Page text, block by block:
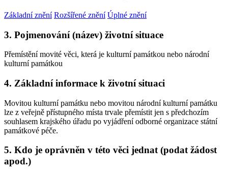
Základní znění Rozšířené znění Úplné znění
3. Pojmenování (název) životní situace
Přemístění movité věci, která je kulturní památkou nebo národní
kulturní památkou
4. Základní informace k životní situaci
Movitou kulturní památku nebo movitou národní kulturní památku
lze z veřejně přístupného místa trvale přemístit jen s předchozím
souhlasem krajského úřadu po vyjádření odborné organizace státní
památkové péče.
5. Kdo je oprávněn v této věci jednat (podat žádost
apod.)